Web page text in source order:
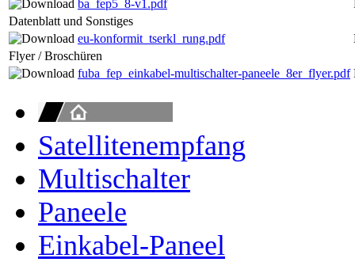
ba_fep5_8-v1.pdf
Datenblatt und Sonstiges
eu-konformit_tserkl_rung.pdf
Flyer / Broschüren
fuba_fep_einkabel-multischalter-paneele_8er_flyer.pdf
Satellitenempfang
Multischalter
Paneele
Einkabel-Paneel